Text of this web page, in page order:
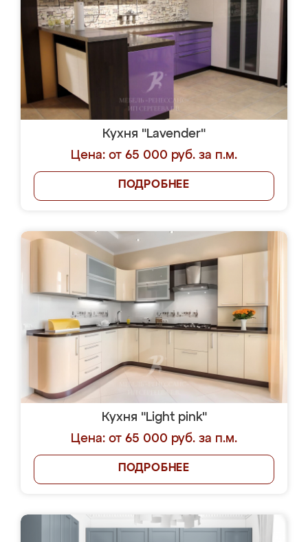
Кухня "Lavender"
Цена: от 65 000 руб. за п.м.
ПОДРОБНЕЕ
Кухня "Light pink"
Цена: от 65 000 руб. за п.м.
ПОДРОБНЕЕ